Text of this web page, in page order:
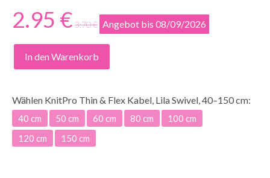
2.95 € 3.70 € Angebot bis 08/09/2026
In den Warenkorb
Wählen KnitPro Thin & Flex Kabel, Lila Swivel, 40–150 cm:
40 cm 50 cm 60 cm 80 cm
100 cm
120 cm
150 cm